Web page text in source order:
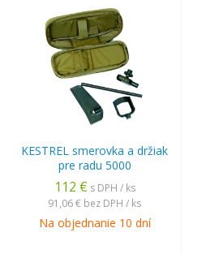
KESTREL smerovka a držiak
pre radu 5000
112 € s DPH / ks
91,06 € bez DPH / ks
Na objednanie 10 dní